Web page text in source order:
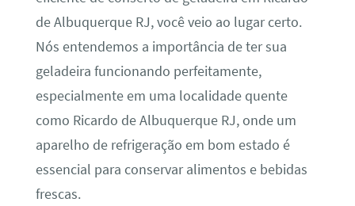
de Albuquerque RJ, você veio ao lugar certo.
Nós entendemos a importância de ter sua
geladeira funcionando perfeitamente,
especialmente em uma localidade quente
como Ricardo de Albuquerque RJ, onde um
aparelho de refrigeração em bom estado é
essencial para conservar alimentos e bebidas
frescas.